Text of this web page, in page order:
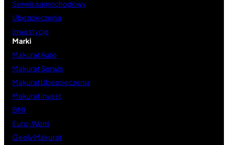
Serwis samochodowy
Ubezpieczenia
Inwestycje
Marki
Makurat Auto
Makurat Serwis
Makurat Ubezpieczenia
Makurat Invest
BMI
Euro-Went
Geely Makurat